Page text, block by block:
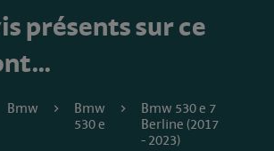
présents sur ce
Bmw
Bmw
530 e
Bmw 530 e 7
Berline (2017
- 2023)